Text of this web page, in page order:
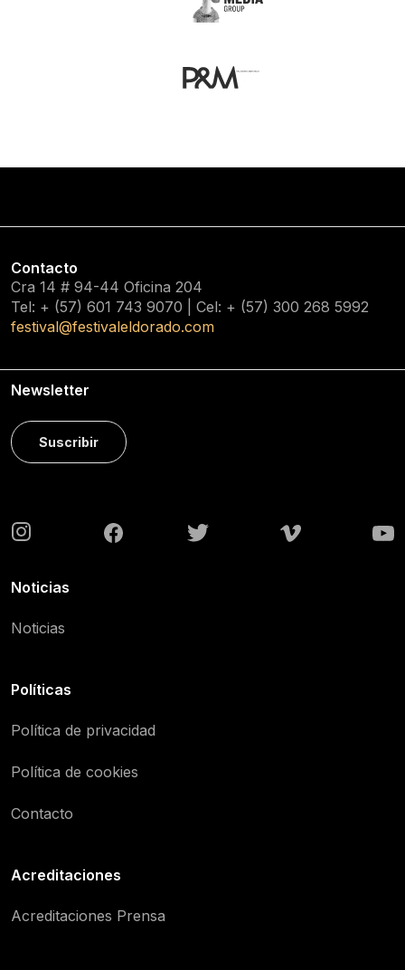
Contacto
Cra 14 # 94-44 Oficina 204
Tel: + (57) 601 743 9070 | Cel: + (57) 300 268 5992
festival@festivaleldorado.com
Newsletter
Suscribir
Noticias
Noticias
Políticas
Política de privacidad
Política de cookies
Contacto
Acreditaciones
Acreditaciones Prensa